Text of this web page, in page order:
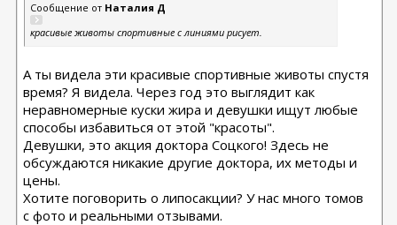
Сообщение от Наталия Д
красивые животы спортивные с линиями рисует.
А ты видела эти красивые спортивные животы спустя
время? Я видела. Через год это выглядит как
неравномерные куски жира и девушки ищут любые
способы избавиться от этой "красоты".
Девушки, это акция доктора Соцкого! Здесь не
обсуждаются никакие другие доктора, их методы и
цены.
Хотите поговорить о липосакции? У нас много томов
с фото и реальными отзывами.